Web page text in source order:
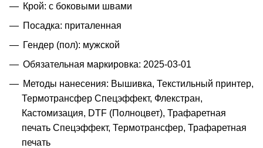
Крой: с боковыми швами
Посадка: приталенная
Гендер (пол): мужской
Обязательная маркировка: 2025-03-01
Методы нанесения: Вышивка, Текстильный принтер,
Термотрансфер Спецэффект, Флекстран,
Кастомизация, DTF (Полноцвет), Трафаретная
печать Спецэффект, Термотрансфер, Трафаретная
печать